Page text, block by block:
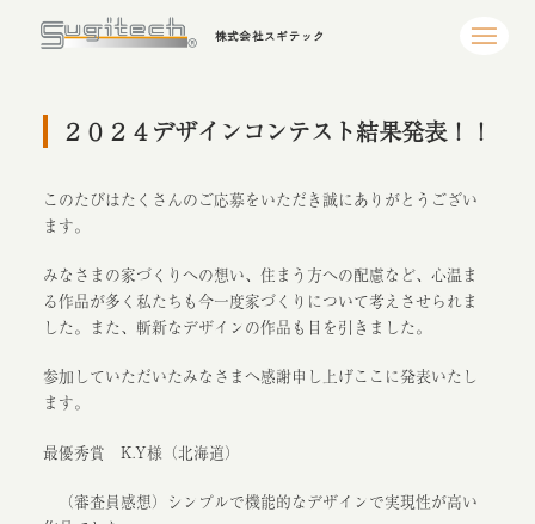
株式会社スギテック
２０２４デザインコンテスト結果発表！！
このたびはたくさんのご応募をいただき誠にありがとうござい
ます。
みなさまの家づくりへの想い、住まう方への配慮など、心温ま
る作品が多く私たちも今一度家づくりについて考えさせられま
した。また、斬新なデザインの作品も目を引きました。
参加していただいたみなさまへ感謝申し上げここに発表いたし
ます。
最優秀賞 K.Y様（北海道）
（審査員感想）シンプルで機能的なデザインで実現性が高い